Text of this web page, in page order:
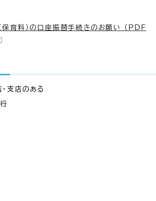
保育料）の口座振替手続きのお願い （PDF
支店のある